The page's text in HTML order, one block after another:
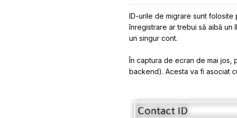
ID-urile de migrare sunt
înregistrare ar trebui să aibă un
un singur cont.
În captura de ecran de mai jos,
backend). Acesta va fi asociat